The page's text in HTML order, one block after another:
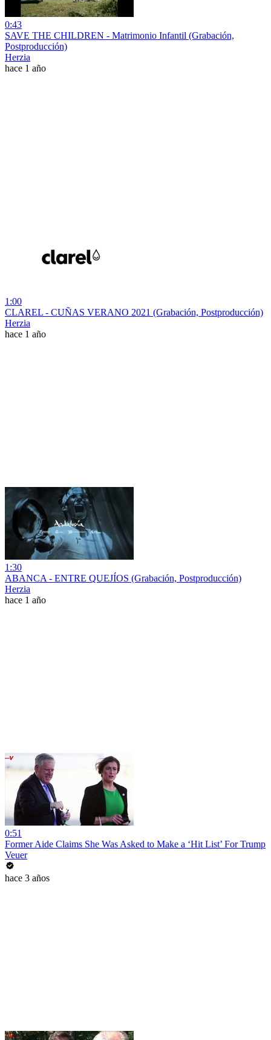
0:43
SAVE THE CHILDREN - Matrimonio Infantil (Grabación,
Postproducción)
Herzia
hace 1 año
1:00
CLAREL - CUÑAS VERANO 2021 (Grabación, Postproducción)
Herzia
hace 1 año
1:30
ABANCA - ENTRE QUEJÍOS (Grabación, Postproducción)
Herzia
hace 1 año
0:51
Former Aide Claims She Was Asked to Make a ‘Hit List’ For Trump
Veuer
hace 3 años